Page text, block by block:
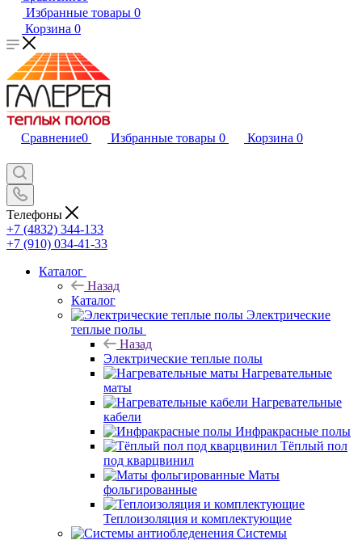
Избранные товары 0
Корзина 0
Сравнение0 Избранные товары 0 Корзина 0
Телефоны
+7 (4832) 344-133
+7 (910) 034-41-33
Каталог
Назад
Каталог
Электрические
теплые полы
Назад
Электрические теплые полы
Нагревательные
маты
Нагревательные
кабели
Инфракрасные полы
Тёплый пол
под кварцвинил
Маты
фольгированные
Теплоизоляция и комплектующие
Системы